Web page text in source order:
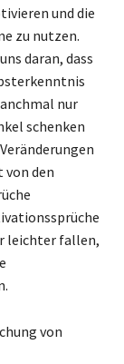
und die
zu nutzen.
daran, dass
nur
schenken
von den
leichter fallen,
von